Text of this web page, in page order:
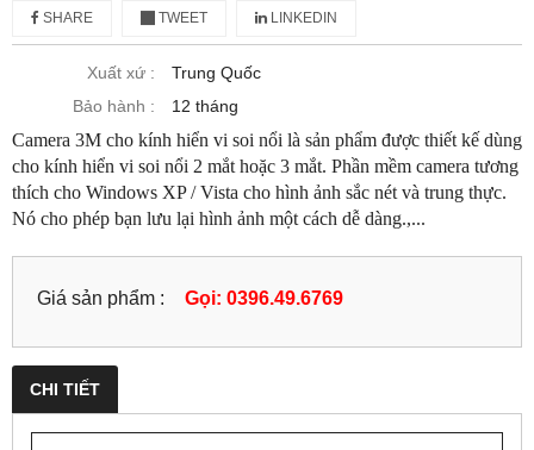
SHARE TWEET LINKEDIN
Xuất xứ :
Trung Quốc
Bảo hành :
12 tháng
Camera 3M cho kính hiển vi soi nổi là sản phẩm được thiết kế dùng
cho kính hiển vi soi nổi 2 mắt hoặc 3 mắt. Phần mềm camera tương
thích cho Windows XP / Vista cho hình ảnh sắc nét và trung thực.
Nó cho phép bạn lưu lại hình ảnh một cách dễ dàng.,...
Giá sản phẩm : Gọi: 0396.49.6769
CHI TIẾT